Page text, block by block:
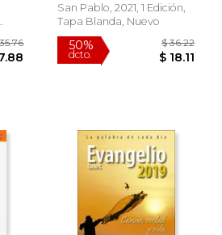
San Pablo, 2021, 1 Edición,
Tapa Blanda, Nuevo
50%
dcto.